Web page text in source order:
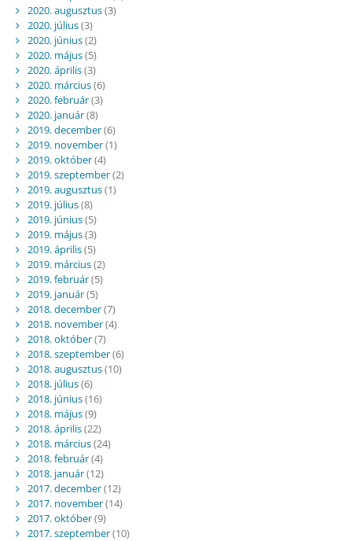
2020. augusztus(3)
2020. július(3)
2020. június(2)
2020. május(5)
2020. április(3)
2020. március(6)
2020. február(3)
2020. január(8)
2019. december(6)
2019. november(1)
2019. október(4)
2019. szeptember(2)
2019. augusztus(1)
2019. július(8)
2019. június(5)
2019. május(3)
2019. április(5)
2019. március(2)
2019. február(5)
2019. január(5)
2018. december(7)
2018. november(4)
2018. október(7)
2018. szeptember(6)
2018. augusztus(10)
2018. július(6)
2018. június(16)
2018. május(9)
2018. április(22)
2018. március(24)
2018. február(4)
2018. január(12)
2017. december(12)
2017. november(14)
2017. október(9)
2017. szeptember(10)